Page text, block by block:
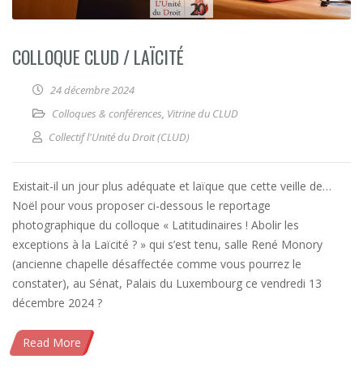
COLLOQUE CLUD / LAÏCITÉ
24 décembre 2024
Colloques & conférences, Vitrine du CLUD
Collectif l'Unité du Droit (CLUD)
Existait-il un jour plus adéquate et laïque que cette veille de…
Noël pour vous proposer ci-dessous le reportage
photographique du colloque « Latitudinaires ! Abolir les
exceptions à la Laïcité ? » qui s’est tenu, salle René Monory
(ancienne chapelle désaffectée comme vous pourrez le
constater), au Sénat, Palais du Luxembourg ce vendredi 13
décembre 2024 ?
Read More